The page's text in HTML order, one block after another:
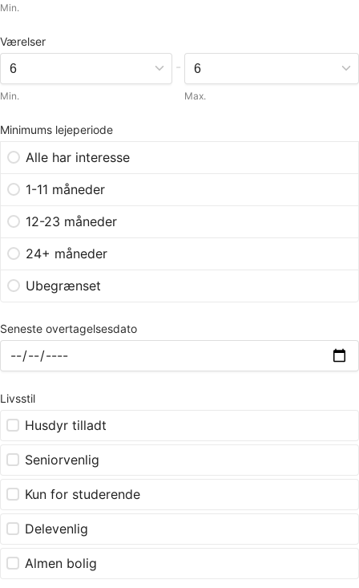
Min.
Værelser
Min.
-
Max.
Minimums lejeperiode
Alle har interesse
1-11 måneder
12-23 måneder
24+ måneder
Ubegrænset
Seneste overtagelsesdato
Livsstil
Husdyr tilladt
Seniorvenlig
Kun for studerende
Delevenlig
Almen bolig